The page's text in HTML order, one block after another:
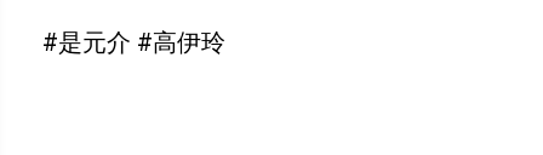
#是元介 #高伊玲